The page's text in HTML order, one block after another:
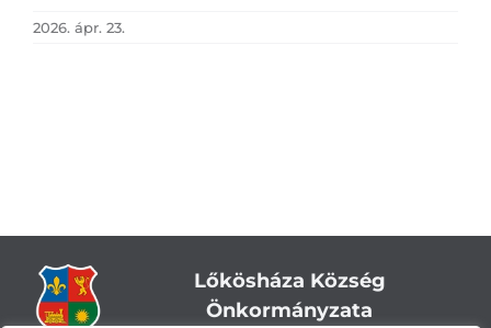
2026. ápr. 23.
Lőkösháza Község
Önkormányzata